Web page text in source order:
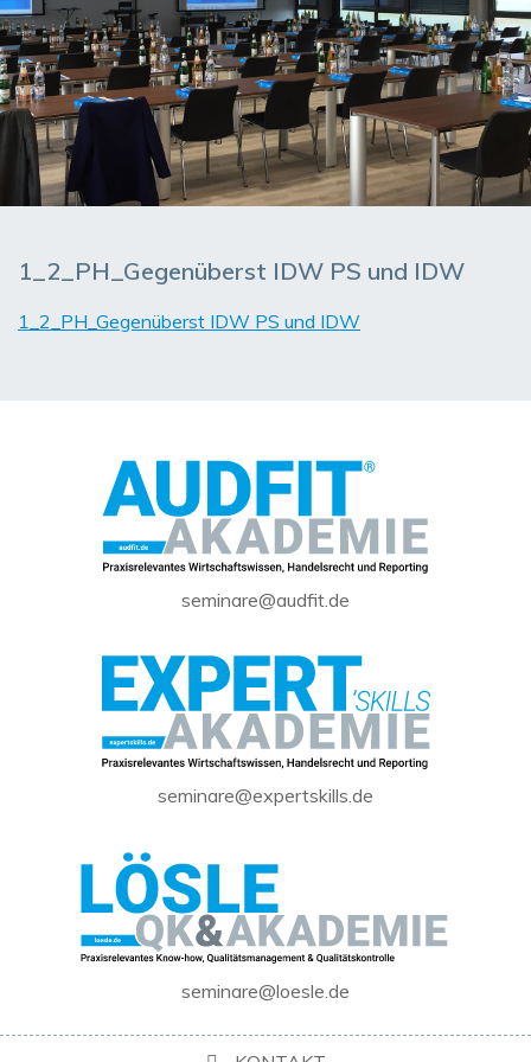
1_2_PH_Gegenüberst IDW PS und IDW
1_2_PH_Gegenüberst IDW PS und IDW
seminare@audfit.de
seminare@expertskills.de
seminare@loesle.de